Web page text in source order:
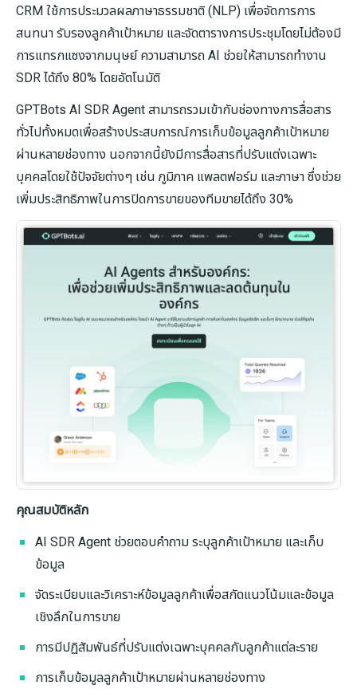
CRM ใช้การประมวลผลภาษาธรรมชาติ (NLP) เพื่อจัดการการ
สนทนา รับรองลูกค้าเป้าหมาย และจัดตารางการประชุมโดยไม่ต้องมี
การแทรกแซงจากมนุษย์ ความสามารถ AI ช่วยให้สามารถทำงาน
SDR ได้ถึง 80% โดยอัตโนมัติ
GPTBots AI SDR Agent สามารถรวมเข้ากับช่องทางการสื่อสาร
ทั่วไปทั้งหมดเพื่อสร้างประสบการณ์การเก็บข้อมูลลูกค้าเป้าหมาย
ผ่านหลายช่องทาง นอกจากนี้ยังมีการสื่อสารที่ปรับแต่งเฉพาะ
บุคคลโดยใช้ปัจจัยต่างๆ เช่น ภูมิภาค แพลตฟอร์ม และภาษา ซึ่งช่วย
เพิ่มประสิทธิภาพในการปิดการขายของทีมขายได้ถึง 30%
คุณสมบัติหลัก
AI SDR Agent ช่วยตอบคำถาม ระบุลูกค้าเป้าหมาย และเก็บ
ข้อมูล
จัดระเบียบและวิเคราะห์ข้อมูลลูกค้าเพื่อสกัดแนวโน้มและข้อมูล
เชิงลึกในการขาย
การมีปฏิสัมพันธ์ที่ปรับแต่งเฉพาะบุคคลกับลูกค้าแต่ละราย
การเก็บข้อมูลลูกค้าเป้าหมายผ่านหลายช่องทาง